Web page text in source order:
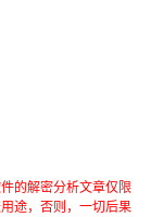
的解密分析文章仅限
途，否则，一切后果